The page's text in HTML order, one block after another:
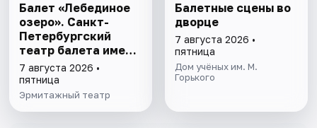
Балет «Лебединое
озеро». Санкт-
Петербургский
театр балета имени
П.И. Чайковского
7 августа 2026 •
пятница
Эрмитажный театр
Балетные сцены во
дворце
7 августа 2026 •
пятница
Дом учёных им. М.
Горького